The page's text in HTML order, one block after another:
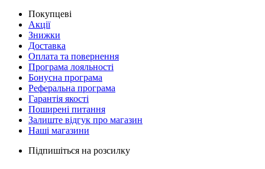
Покупцеві
Акції
Знижки
Доставка
Оплата та повернення
Програма лояльності
Бонусна програма
Реферальна програма
Гарантія якості
Поширені питання
Залиште відгук про магазин
Наші магазини
Підпишіться на розсилку